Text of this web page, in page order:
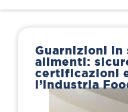
Guarnizioni in
alimenti:
certificazioni
l’industria